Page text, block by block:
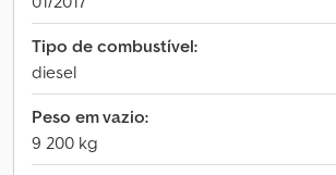
Tipo de combustível:
diesel
Peso em vazio:
9 200 kg